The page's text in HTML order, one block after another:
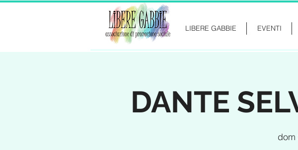
LIBERE GABBIE
EVENTI
DANTE
dom